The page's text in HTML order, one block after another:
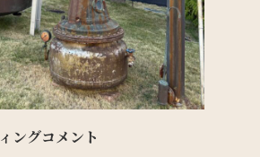
ングコメント